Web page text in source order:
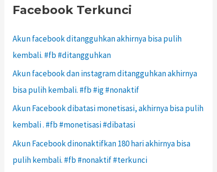
Facebook Terkunci
Akun facebook ditangguhkan akhirnya bisa pulih
kembali. #fb #ditangguhkan
Akun facebook dan instagram ditangguhkan akhirnya
bisa pulih kembali. #fb #ig #nonaktif
Akun Facebook dibatasi monetisasi, akhirnya bisa pulih
kembali . #fb #monetisasi #dibatasi
Akun Facebook dinonaktifkan 180 hari akhirnya bisa
pulih kembali. #fb #nonaktif #terkunci